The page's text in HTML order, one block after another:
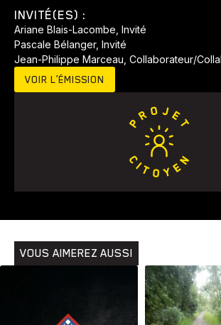
INVITÉ(ES) :
Ariane Blais-Lacombe, Invité
Pascale Bélanger, Invité
Jean-Philippe Marceau, Collaborateur/
VOIR L’ÉMISSION
VOUS AIMEREZ AUSSI